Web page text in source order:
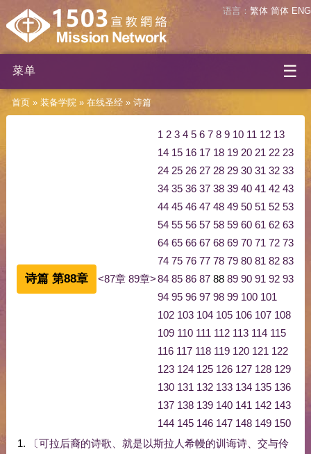
语言： 繁体 简体 ENG
菜单 ☰
首页» 装备学院 » 在线圣经» 诗篇
诗篇 第88章 <87章 89章>
1 2 3 4 5 6 7 8 9 10 11 12 13
14 15 16 17 18 19 20 21 22 23
24 25 26 27 28 29 30 31 32 33
34 35 36 37 38 39 40 41 42 43
44 45 46 47 48 49 50 51 52 53
54 55 56 57 58 59 60 61 62 63
64 65 66 67 68 69 70 71 72 73
74 75 76 77 78 79 80 81 82 83
84 85 86 87 88 89 90 91 92 93
94 95 96 97 98 99 100 101
102 103 104 105 106 107 108
109 110 111 112 113 114 115
116 117 118 119 120 121 122
123 124 125 126 127 128 129
130 131 132 133 134 135 136
137 138 139 140 141 142 143
144 145 146 147 148 149 150
1.
〔可拉后裔的诗歌 就是以斯拉 人希幔的训诲诗、 交与伶